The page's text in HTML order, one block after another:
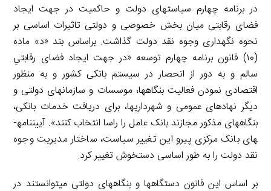
در برنامه چهارم سیاست­های دولت و حاکمیت در جهت ایجاد
فضای رقابتی میان بخش خصوصی و دولتی تاثیرات اساسی بر
نحوه نگهداری وجوه نقد دولت گذاشت. براساس بند «د» ماده
(۱۰) قانون برنامه چهارم توسعه «در جهت ایجاد فضای رقابتیِ
سالم و به دور از انحصار در سیستم بانکی کشور و به منظور
اقتصادی نمودن فعالیت بنگاه­ها، موسسات و سازمان­های دولتی و
دیگر نهادهای عمومی و شهرداری­ها، برای دریافت خدمات بانکی،
بنگاه­های مذکور مجازند بانک عامل را راسا انتخاب کنند». آیین­نامه­
های بانک مرکزی پیرو این تغییر سیاست، ساختار مدیریت وجوه
نقد دولت را به طور اساسی دستخوش تغییر کرد.
بر اساس این قانون دستگاه­ها و بنگاه­های دولتی می­توانستند در